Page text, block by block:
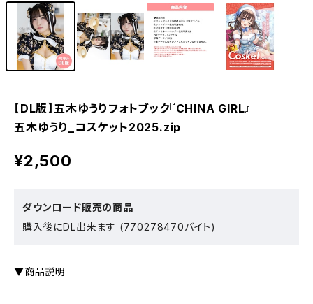
【DL版】五木ゆうりフォトブック『CHINA GIRL』
五木ゆうり_コスケット2025.zip
¥2,500
ダウンロード販売の商品
購入後にDL出来ます (770278470バイト)
▼商品説明